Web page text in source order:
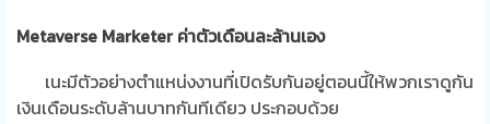
Metaverse Marketer ค่าตัวเดือนละล้านเอง
เนะมีตัวอย่างตำแหน่งงานที่เปิดรับกันอยู่ตอนนี้ให้พวกเราดูกัน
เงินเดือนระดับล้านบาทกันทีเดียว ประกอบด้วย